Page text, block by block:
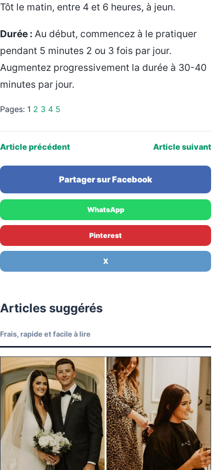
Tôt le matin, entre 4 et 6 heures, à jeun.
Durée : Au début, commencez à le pratiquer
pendant 5 minutes 2 ou 3 fois par jour.
Augmentez progressivement la durée à 30-40
minutes par jour.
Pages: 1 2 3 4 5
Article précédent Article suivant
Partager sur Facebook
WhatsApp
Pinterest
X
Articles suggérés
Frais, rapide et facile à lire